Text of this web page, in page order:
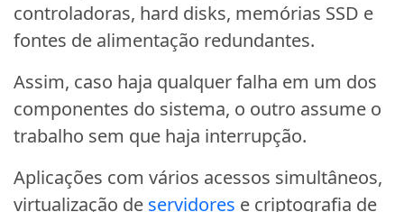
controladoras, hard disks, memórias SSD e
fontes de alimentação redundantes.
Assim, caso haja qualquer falha em um dos
componentes do sistema, o outro assume o
trabalho sem que haja interrupção.
Aplicações com vários acessos simultâneos,
virtualização de servidores e criptografia de